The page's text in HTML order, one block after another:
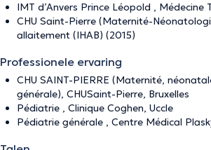
IMT d’Anvers Prince Léopold , Médecine
CHU Saint-Pierre (Maternité-
allaitement (IHAB) (2015)
Professionele ervaring
CHU SAINT-PIERRE (Maternité,
générale), CHUSaint-Pierre, Bruxelles
Pédiatrie , Clinique Coghen, Uccle
Pédiatrie générale , Centre Médical